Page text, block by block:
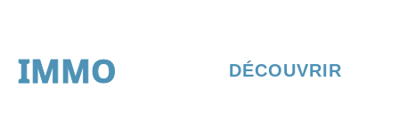
IMMO DÉCOUVRIR